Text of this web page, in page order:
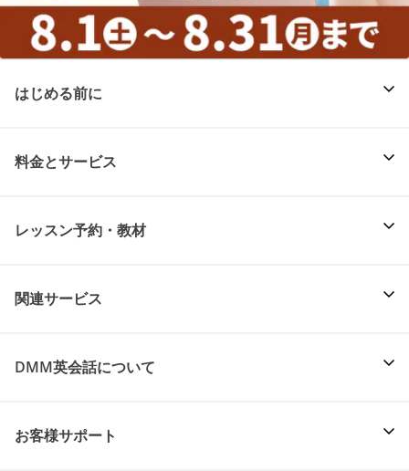
はじめる前に
料金とサービス
レッスン予約・教材
関連サービス
DMM英会話について
お客様サポート